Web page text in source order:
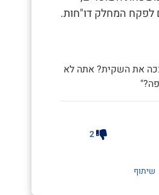
המחלק דו"חות.
את השקית? אתה לא
2
שיתוף